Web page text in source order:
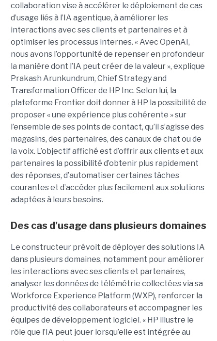
collaboration vise à accélérer le déploiement de cas
d’usage liés à l’IA agentique, à améliorer les
interactions avec ses clients et partenaires et à
optimiser les processus internes. « Avec OpenAI,
nous avons l’opportunité de repenser en profondeur
la manière dont l’IA peut créer de la valeur », explique
Prakash Arunkundrum, Chief Strategy and
Transformation Officer de HP Inc. Selon lui, la
plateforme Frontier doit donner à HP la possibilité de
proposer « une expérience plus cohérente » sur
l’ensemble de ses points de contact, qu’il s’agisse des
magasins, des partenaires, des canaux de chat ou de
la voix. L’objectif affiché est d’offrir aux clients et aux
partenaires la possibilité d’obtenir plus rapidement
des réponses, d’automatiser certaines tâches
courantes et d’accéder plus facilement aux solutions
adaptées à leurs besoins.
Des cas d’usage dans plusieurs domaines
Le constructeur prévoit de déployer des solutions IA
dans plusieurs domaines, notamment pour améliorer
les interactions avec ses clients et partenaires,
analyser les données de télémétrie collectées via sa
Workforce Experience Platform (WXP), renforcer la
productivité des collaborateurs et accompagner les
équipes de développement logiciel. « HP illustre le
rôle que l’IA peut jouer lorsqu’elle est intégrée au